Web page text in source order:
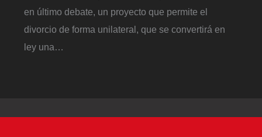
en último debate, un proyecto que permite el
divorcio de forma unilateral, que se convertirá en
ley una…